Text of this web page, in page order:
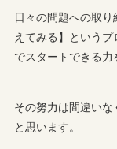
日々の問題への取
えてみる】という
でスタートできる力
その努力は間違い
と思います。